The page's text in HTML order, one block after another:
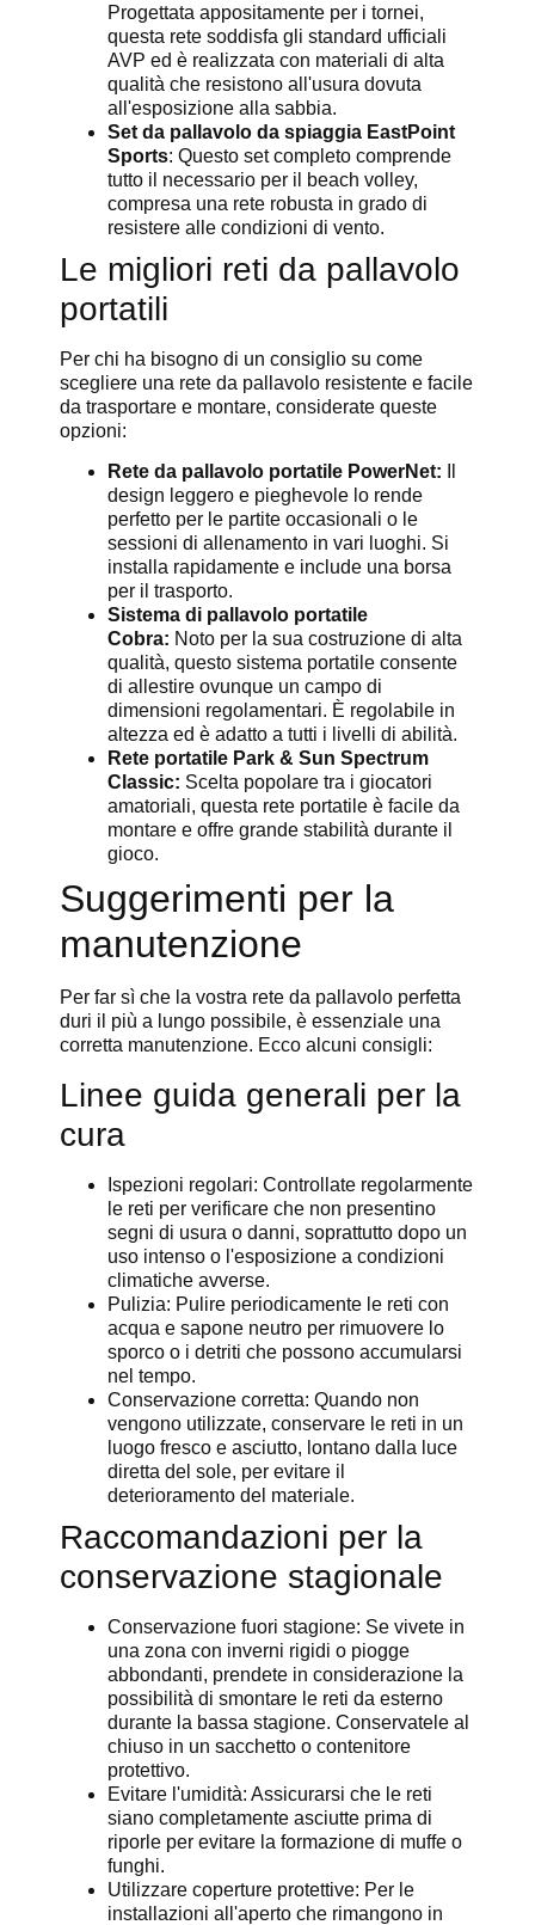
Progettata appositamente per i tornei,
questa rete soddisfa gli standard ufficiali
AVP ed è realizzata con materiali di alta
qualità che resistono all'usura dovuta
all'esposizione alla sabbia.
Set da pallavolo da spiaggia EastPoint
Sports: Questo set completo comprende
tutto il necessario per il beach volley,
compresa una rete robusta in grado di
resistere alle condizioni di vento.
Le migliori reti da pallavolo
portatili
Per chi ha bisogno di un consiglio su come
scegliere una rete da pallavolo resistente e facile
da trasportare e montare, considerate queste
opzioni:
Rete da pallavolo portatile PowerNet:
design leggero e pieghevole lo rende
perfetto per le partite occasionali o le
sessioni di allenamento in vari luoghi. Si
installa rapidamente e include una borsa
per il trasporto.
Sistema di pallavolo portatile
Cobra: Noto per la sua costruzione di alta
qualità, questo sistema portatile consente
di allestire ovunque un campo di
dimensioni regolamentari. È regolabile in
altezza ed è adatto a tutti i livelli di abilità.
Rete portatile Park & Sun Spectrum
Classic: Scelta popolare tra i giocatori
amatoriali, questa rete portatile è facile da
montare e offre grande stabilità durante il
gioco.
Suggerimenti per la
manutenzione
Per far sì che la vostra rete da pallavolo perfetta
duri il più a lungo possibile, è essenziale una
corretta manutenzione. Ecco alcuni consigli:
Linee guida generali per la
cura
Ispezioni regolari: Controllate regolarmente
le reti per verificare che non presentino
segni di usura o danni, soprattutto dopo un
uso intenso o l'esposizione a condizioni
climatiche avverse.
Pulizia: Pulire periodicamente le reti con
acqua e sapone neutro per rimuovere lo
sporco o i detriti che possono accumularsi
nel tempo.
Conservazione corretta: Quando non
vengono utilizzate, conservare le reti in un
luogo fresco e asciutto, lontano dalla luce
diretta del sole, per evitare il
deterioramento del materiale.
Raccomandazioni per la
conservazione stagionale
Conservazione fuori stagione: Se vivete in
una zona con inverni rigidi o piogge
abbondanti, prendete in considerazione la
possibilità di smontare le reti da esterno
durante la bassa stagione. Conservatele al
chiuso in un sacchetto o contenitore
protettivo.
Evitare l'umidità: Assicurarsi che le reti
siano completamente asciutte prima di
riporle per evitare la formazione di muffe o
funghi.
Utilizzare coperture protettive: Per le
installazioni all'aperto che rimangono in